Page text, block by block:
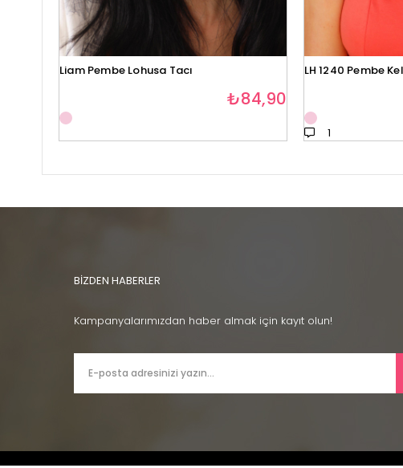
Liam Pembe Lohusa Tacı
₺84,90
LH 1240 Pembe
1
BİZDEN HABERLER
Kampanyalarımızdan haber almak için kayıt olun!